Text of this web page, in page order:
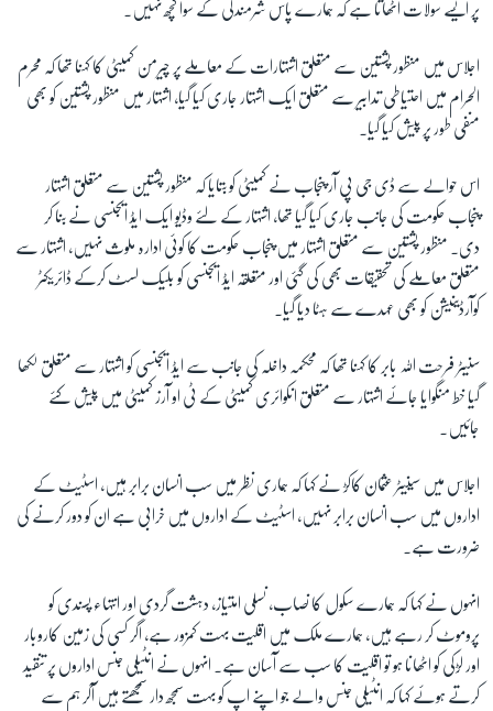
پر ایسے سولات اٹھاتا ہے کہ ہمارے پاس شرمندگی کے سوا کچھ نہیں۔
اجلاس میں منظور پشتین سے متعلق اشتہارات کے معاملے پر چیرمن کمیٹی کا کہنا تھا کہ محرم
الحرام میں احتیاطی تدابیر سے متعلق ایک اشتہار جاری کیا گیا، اشتہار میں منظور پشتین کو بھی
منفی طور پر پیش کیا گیا۔
اس حوالے سے ڈی جی پی آر پنجاب نے کمیٹی کو بتایا کہ منظور پشتین سے متعلق اشتہار
پنجاب حکومت کی جانب جاری کیا گیا تھا، اشتہار کے لئے وڈیو ایک ایڈ ایجنسی نے بنا کر
دی۔ منظور پشتین سے متعلق اشتہار میں پنجاب حکومت کا کوئی ادارہ ملوث نہیں، اشتہار سے
متعلق معاملے کی تحقیقات بھی کی گئی اور متعلقہ ایڈ ایجنسی کو بلیک لسٹ کرکے ڈائریکٹر
کوآرڈینیشن کو بھی عہدے سے ہٹا دیا گیا۔
سنیٹر فرحت اللہ بابر کا کہنا تھا کہ محکمہ داخلہ کی جانب سے ایڈ ایجنسی کو اشتہار سے متعلق لکھا
گیا خط منگوایا جائے اشتہار سے متعلق انکوائری کمیٹی کے ٹی او آرز کمیٹی میں پیش کئے
جائیں۔
اجلاس میں سینیٹر عثمان کاکڑ نے کہا کہ ہماری نظر میں سب انسان برابر ہیں، اسٹیٹ کے
اداروں میں سب انسان برابر نہیں، اسٹیٹ کے اداروں میں خرابی ہے ان کو دور کرنے کی
ضرورت ہے۔
انہوں نے کہا کہ ہمارے سکول کا نصاب، نسلی امتیاز، دہشت گردی اور انتہاء پسندی کو
پروموٹ کر رہے ہیں، ہمارے ملک میں اقلیت بہت کمزور ہے، اگر کسی کی زمین کاروبار
اور لڑکی کو اٹھانا ہو تو اقلیت کا سب سے آسان ہے۔ انہوں نے انٹیلی جنس اداروں پر تنقید
کرتے ہوئے کہا کہ انٹیلی جنس والے جو اپنے اپ کو بہت سمجھ دار سمجھتے ہیں آکر ہم سے